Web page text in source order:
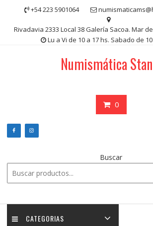
contenido
+54 223 5901064
Rivadavia 2333 Local 38 Galería Sacoa. Mar
Lu a Vi de 10 a 17 hs. Sabado de
Numismática
0
Buscar
CATEGORIAS